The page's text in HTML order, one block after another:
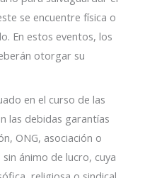
se encuentre física o
En estos eventos, los
otorgar su
en el curso de las
las debidas garantías
ONG, asociación o
ánimo de lucro, cuya